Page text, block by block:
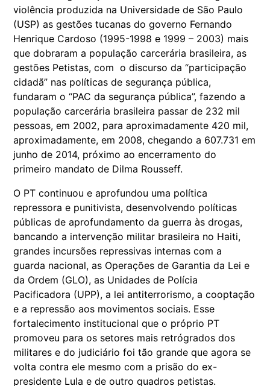
violência produzida na Universidade de São Paulo
(USP) as gestões tucanas do governo Fernando
Henrique Cardoso (1995-1998 e 1999 – 2003) mais
que dobraram a população carcerária brasileira, as
gestões Petistas, com o discurso da “participação
cidadã” nas políticas de segurança pública,
fundaram o “PAC da segurança pública”, fazendo a
população carcerária brasileira passar de 232 mil
pessoas, em 2002, para aproximadamente 420 mil,
aproximadamente, em 2008, chegando a 607.731 em
junho de 2014, próximo ao encerramento do
primeiro mandato de Dilma Rousseff.
O PT continuou e aprofundou uma política
repressora e punitivista, desenvolvendo políticas
públicas de aprofundamento da guerra às drogas,
bancando a intervenção militar brasileira no Haiti,
grandes incursões repressivas internas com a
guarda nacional, as Operações de Garantia da Lei e
da Ordem (GLO), as Unidades de Polícia
Pacificadora (UPP), a lei antiterrorismo, a cooptação
e a repressão aos movimentos sociais. Esse
fortalecimento institucional que o próprio PT
promoveu para os setores mais retrógrados dos
militares e do judiciário foi tão grande que agora se
volta contra ele mesmo com a prisão do ex-
presidente Lula e de outro quadros petistas.